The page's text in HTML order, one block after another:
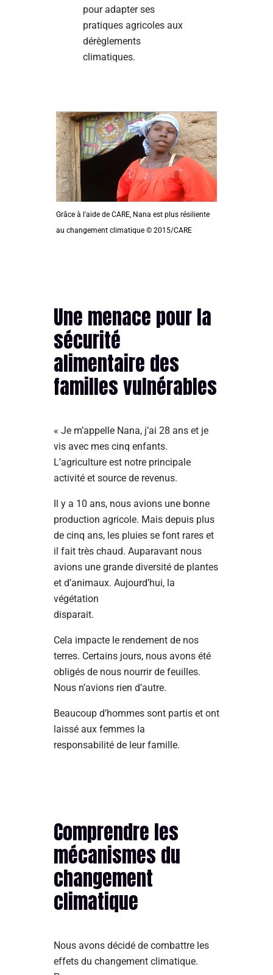
pour adapter ses
pratiques agricoles aux
dérèglements
climatiques.
Grâce à l'aide de CARE, Nana est plus résiliente
au changement climatique © 2015/CARE
Une menace pour la
sécurité
alimentaire des
familles vulnérables
« Je m’appelle Nana, j’ai 28 ans et je
vis avec mes cinq enfants.
L’agriculture est notre principale
activité et source de revenus.
Il y a 10 ans, nous avions une bonne
production agricole. Mais depuis plus
de cinq ans, les pluies se font rares et
il fait très chaud. Auparavant nous
avions une grande diversité de plantes
et d’animaux. Aujourd’hui, la
végétation
disparait.
Cela impacte le rendement de nos
terres. Certains jours, nous avons été
obligés de nous nourrir de feuilles.
Nous n’avions rien d’autre.
Beaucoup d’hommes sont partis et ont
laissé aux femmes la
responsabilité de leur famille.
Comprendre les
mécanismes du
changement
climatique
Nous avons décidé de combattre les
effets du changement climatique.